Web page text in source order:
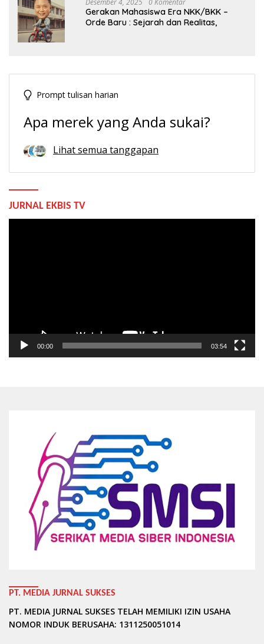
Desember 4, 2025 0 Komentar
Gerakan Mahasiswa Era NKK/BKK –
Orde Baru : Sejarah dan Realitas,
Prompt tulisan harian
Apa merek yang Anda sukai?
Lihat semua tanggapan
JURNAL EKBIS TV
00:00 03:54
PT. MEDIA JURNAL SUKSES
PT. MEDIA JURNAL SUKSES TELAH MEMILIKI IZIN USAHA
NOMOR INDUK BERUSAHA: 1311250051014